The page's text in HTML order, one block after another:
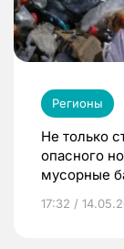
Регионы
Не только
опасного
мусорные
17:32 /